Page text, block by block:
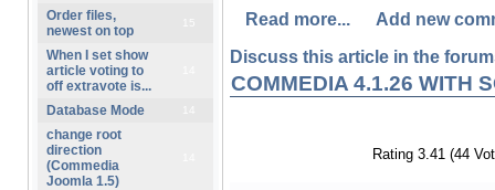
Order files,
newest on top
When I set show
article voting to
off extravote is...
Database Mode
change root
direction
(Commedia
Joomla 1.5)
Read more...
Add new
Discuss this article in the
COMMEDIA 4.1.26 WITH
Rating 3.41 (44